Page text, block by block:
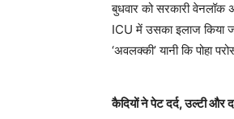
बुधवार को सरकारी वेनलॉक
ICU में उसका इलाज किया
‘अवलक्की’ यानी कि पोहा
कैदियों ने पेट दर्द, उल्टी और